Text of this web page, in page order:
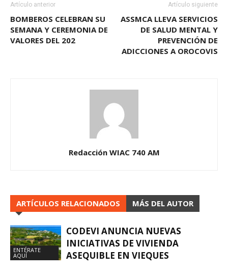
Artículo anterior
BOMBEROS CELEBRAN SU
SEMANA Y CEREMONIA DE
VALORES DEL 202
Artículo siguiente
ASSMCA LLEVA SERVICIOS
DE SALUD MENTAL Y
PREVENCIÓN DE
ADICCIONES A OROCOVIS
Redacción WIAC 740 AM
ARTÍCULOS RELACIONADOS MÁS DEL AUTOR
ENTÉRATE
AQUÍ
CODEVI ANUNCIA NUEVAS
INICIATIVAS DE VIVIENDA
ASEQUIBLE EN VIEQUES